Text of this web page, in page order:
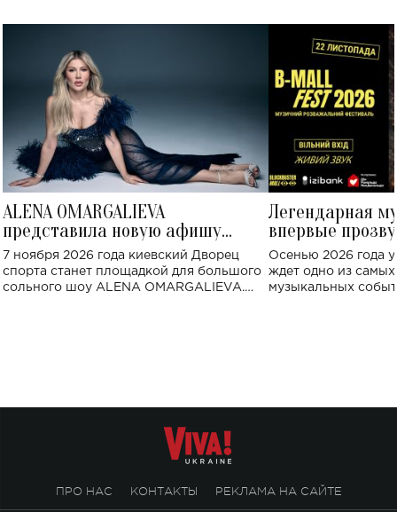
ALENA OMARGALIEVA
представила новую афишу
большого концерта во Дворце
спорта
7 ноября 2026 года киевский Дворец
спорта станет площадкой для большого
сольного шоу ALENA OMARGALIEVA.
Легендарная
впервые
Украине: где
Осенью 2026 года
ждет одно из
музыкальных
ПРО НАС КОНТАКТЫ РЕКЛАМА НА САЙТЕ